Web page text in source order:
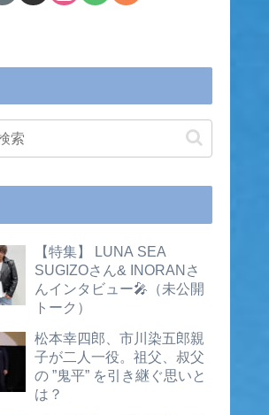
【特集】 LUNA SEA
SUGIZOさん& INORANさ
んインタビュー🎤（未公開
トーク）
松本幸四郎、市川染五郎親
子が二人一役。祖父、叔父
の ”鬼平” を引き継ぐ思いと
は？